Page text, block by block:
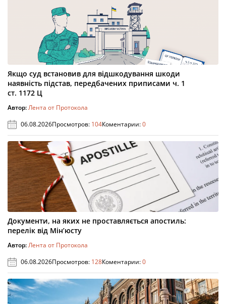
Якщо суд встановив для відшкодування шкоди
наявність підстав, передбачених приписами ч. 1
ст. 1172 Ц
Автор:Лента от Протокола
06.08.2026Просмотров: 104Коментарии:0
Документи, на яких не проставляється апостиль:
перелік від Мін’юсту
Автор:Лента от Протокола
06.08.2026Просмотров: 128Коментарии:0